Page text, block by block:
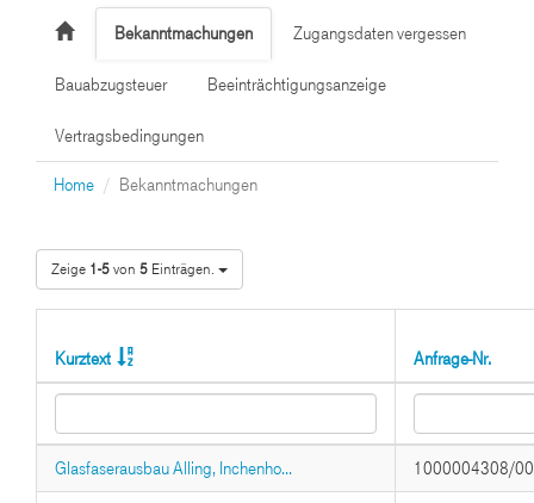
Bekanntmachungen Zugangsdaten vergessen
Bauabzugsteuer Beeinträchtigungsanzeige
Vertragsbedingungen
Home Bekanntmachungen
Zeige 1-5von 5 Einträgen.
Kurztext Anfrage-Nr.
Glasfaserausbau Alling, Inchenho... 1000004308/